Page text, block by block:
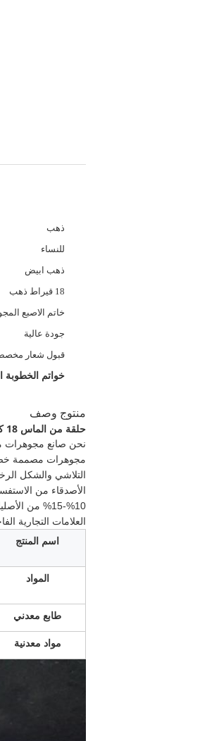
ذهب
للنساء
ذهب ابيض
18 قيراط ذهب
خاتم الاصبع
جودة عالية
قبول شعار
خواتم الخطوبة
منتوج وصف
حلقة من الماس 18 كارت من الذهب كامل الماس الذهب الأبيض و حلقة من الماس
مجوهرات مصممة
التلاشي والشكل
10%-15% من الأصليات!الرجاء الاتصال بنا لمزيد من التفاصيل.
العلامات التجارية
اسم المنتج
المواد
طابع معدني
مواد معدنية